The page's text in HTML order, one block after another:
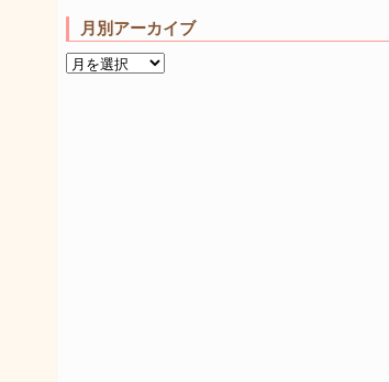
月別アーカイブ